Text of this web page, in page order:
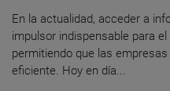
En la actualidad, acceder a
impulsor indispensable para
permitiendo que las
eficiente. Hoy en día...